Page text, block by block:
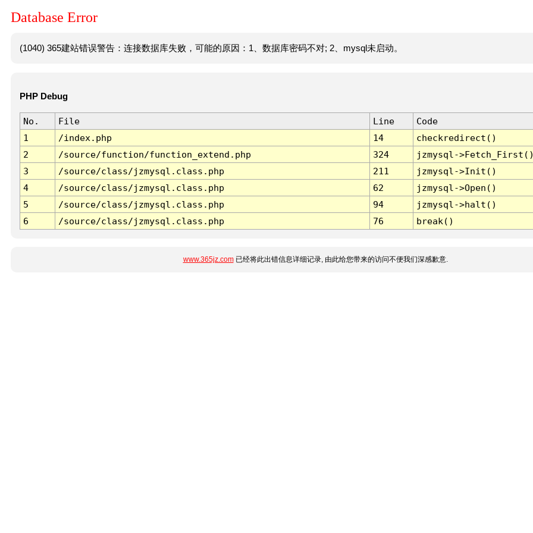
Database Error
(1040) 365建站错误警告：连接数据库失败，可能的原因：1、数据库密码不对; 2、mysql未启动。
PHP Debug
No. File Line
Code
1
/index.php 14
checkredirect()
2
/source/function/function_extend.php 324
jzmysql-
3
/source/class/jzmysql.class.php 211
jzmysql->Init()
4
/source/class/jzmysql.class.php 62
jzmysql->Open()
5
/source/class/jzmysql.class.php 94
jzmysql->halt()
6
/source/class/jzmysql.class.php 76 break()
www.365jz.com已经将此出错信息详细记录, 由此给您带来的访问不便我们深感歉意.